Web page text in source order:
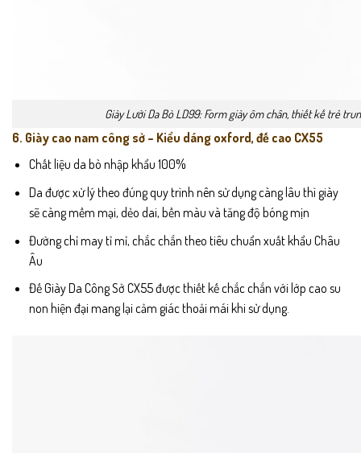
Giày Lười Da Bò LD99: Form giày ôm chân, thiết kế trẻ
6. Giày cao nam công sở – Kiểu dáng oxford, đế cao CX55
Chất liệu da bò nhập khẩu 100%
Da được xử lý theo đúng quy trình nên sử dụng càng lâu thì giày
sẽ càng mềm mại, dẻo dai, bền màu và tăng độ bóng mịn
Đường chỉ may tỉ mỉ, chắc chắn theo tiêu chuẩn xuất khẩu Châu
Âu
Đế Giày Da Công Sở CX55 được thiết kế chắc chắn với lớp cao su
non hiện đại mang lại cảm giác thoải mái khi sử dụng.